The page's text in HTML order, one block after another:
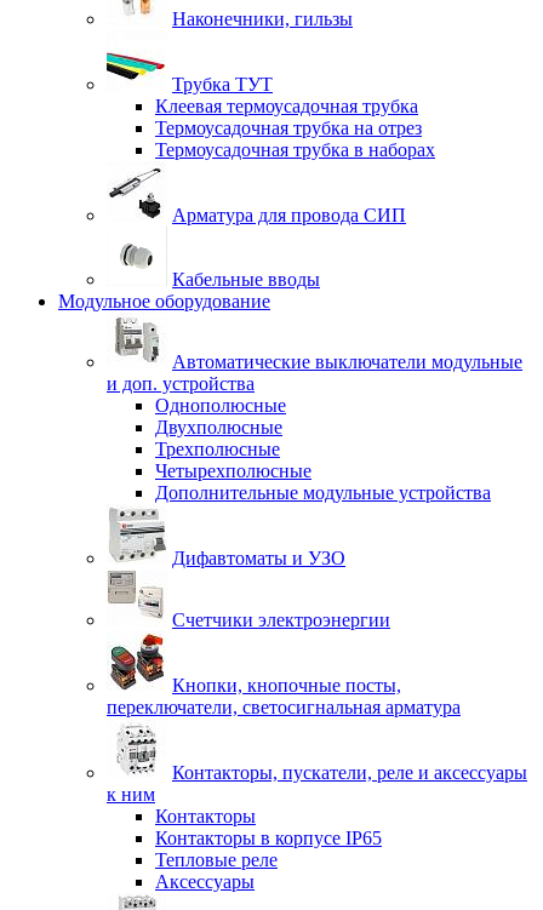
Наконечники, гильзы
Трубка ТУТ
Клеевая термоусадочная трубка
Термоусадочная трубка на отрез
Термоусадочная трубка в наборах
Арматура для провода СИП
Кабельные вводы
Модульное оборудование
Автоматические выключатели модульные
и доп. устройства
Однополюсные
Двухполюсные
Трехполюсные
Четырехполюсные
Дополнительные модульные устройства
Дифавтоматы и УЗО
Счетчики электроэнергии
Кнопки, кнопочные посты,
переключатели, светосигнальная арматура
Контакторы, пускатели, реле и аксессуары
к ним
Контакторы
Контакторы в корпусе IP65
Тепловые реле
Аксессуары